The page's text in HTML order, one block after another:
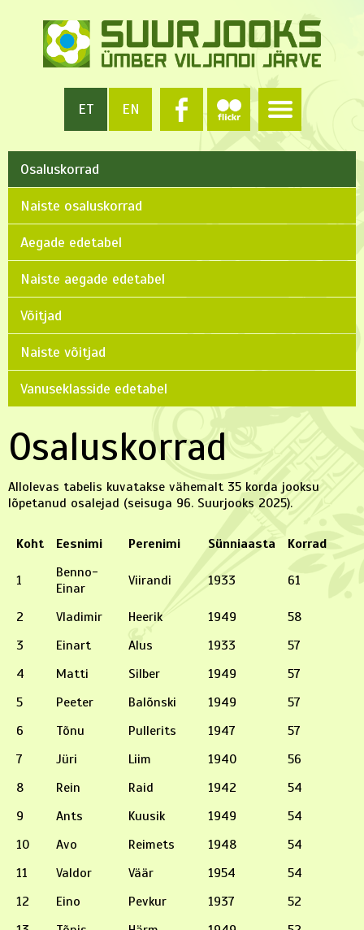
ET EN
Osaluskorrad
Naiste osaluskorrad
Aegade edetabel
Naiste aegade edetabel
Võitjad
Naiste võitjad
Vanuseklasside edetabel
Osaluskorrad
Allolevas tabelis kuvatakse vähemalt 35 korda jooksu
lõpetanud osalejad (seisuga 96. Suurjooks 2025).
Koht Eesnimi Perenimi Sünniaasta Korrad
1
Benno-
Einar
Viirandi 1933 61
2 Vladimir Heerik 1949
58
3
Einart Alus 1933
57
4
Matti Silber 1949
57
5
Peeter Balõnski 1949
57
6
Tõnu Pullerits 1947
57
7
Jüri Liim 1940
56
8
Rein Raid 1942
54
9
Ants Kuusik 1949
54
10
Avo Reimets 1948
54
11
Valdor Väär 1954
54
12
Eino Pevkur 1937
52